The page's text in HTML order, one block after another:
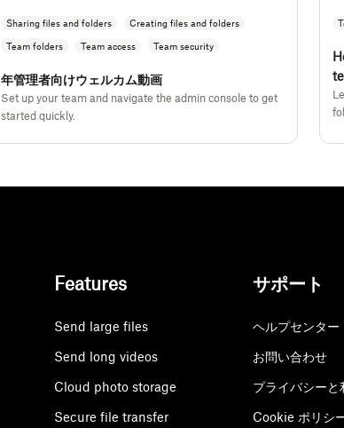
Sharing files and folders Creating files and folders
Team folders Team access Team security
年管理者向けウェルカム動画
Set up your team and navigate the admin console to get
started quickly.
Features
Send large files
Send long videos
Cloud photo storage
Secure file transfer
サポート
ヘルプセンター
お問い合わせ
プライバシーと
Cookie ポリシ